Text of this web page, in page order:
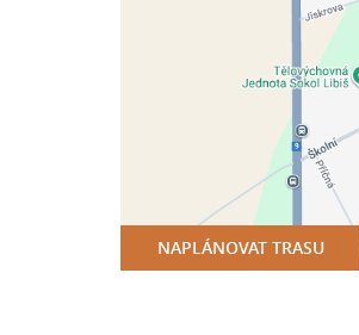
NAPLÁNOVAT TRASU